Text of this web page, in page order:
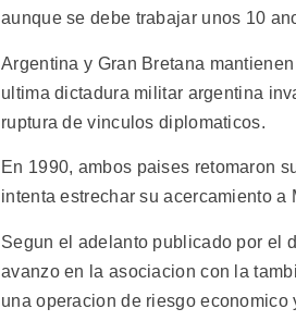
aunque se debe trabajar unos 10
Argentina y Gran Bretana
ultima dictadura militar argentina
ruptura de vinculos diplomaticos.
En 1990, ambos paises retomaron
intenta estrechar su acercamiento
Segun el adelanto publicado por el
avanzo en la asociacion con la
una operacion de riesgo